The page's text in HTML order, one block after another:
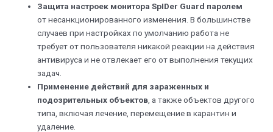
Защита настроек монитора SpIDer Guard паролем
от несанкционированного изменения. В большинстве
случаев при настройках по умолчанию работа не
требует от пользователя никакой реакции на действия
антивируса и не отвлекает его от выполнения текущих
задач.
Применение действий для зараженных и
подозрительных объектов , а также объектов другого
типа, включая лечение, перемещение в карантин и
удаление.